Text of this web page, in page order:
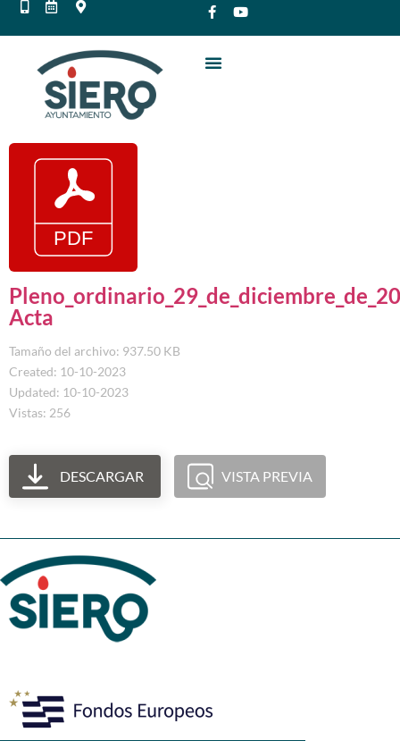
Acta
Tamaño del archivo: 937.50 KB
Created: 10-10-2023
Updated: 10-10-2023
Vistas: 256
DESCARGAR VISTA PREVIA